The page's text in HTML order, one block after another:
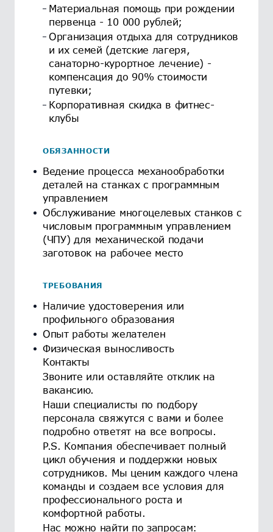
Материальная помощь при рождении
первенца - 10 000 рублей;
Организация отдыха для сотрудников
и их семей (детские лагеря,
санаторно-курортное лечение) -
компенсация до 90% стоимости
путевки;
Корпоративная скидка в фитнес-
клубы
ОБЯЗАННОСТИ
Ведение процесса механообработки
деталей на станках с программным
управлением
Обслуживание многоцелевых станков с
числовым программным управлением
(ЧПУ) для механической подачи
заготовок на рабочее место
ТРЕБОВАНИЯ
Наличие удостоверения или
профильного образования
Опыт работы желателен
Физическая выносливость
Контакты
Звоните или оставляйте отклик на
вакансию.
Наши специалисты по подбору
персонала свяжутся с вами и более
подробно ответят на все вопросы.
P.S. Компания обеспечивает полный
цикл обучения и поддержки новых
сотрудников. Мы ценим каждого члена
команды и создаем все условия для
профессионального роста и
комфортной работы.
Нас можно найти по запросам: